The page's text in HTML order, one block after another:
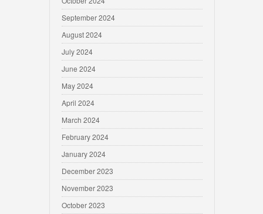
September 2024
August 2024
July 2024
June 2024
May 2024
April 2024
March 2024
February 2024
January 2024
December 2023
November 2023
October 2023